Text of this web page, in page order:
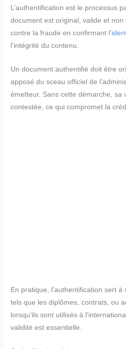
L’authentification est le processus
document est original, valide et non
contre la fraude en confirmant l’
l’intégrité du contenu.
Un document authentifié doit être
apposé du sceau officiel de
émetteur. Sans cette démarche, sa
contestée, ce qui compromet la
En pratique, l’authentification sert
tels que les diplômes, contrats, ou
lorsqu’ils sont utilisés à
validité est essentielle.